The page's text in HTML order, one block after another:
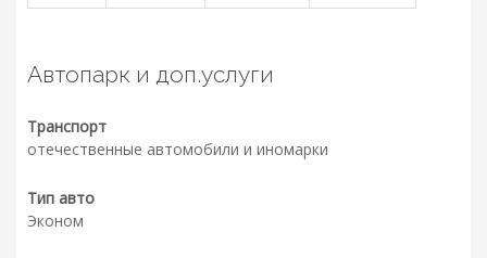
Автопарк и доп.услуги
Транспорт
отечественные автомобили и иномарки
Тип авто
Эконом